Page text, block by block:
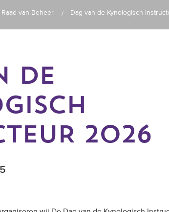
Raad van Beheer Dag van de Kynologisch
DE
2026